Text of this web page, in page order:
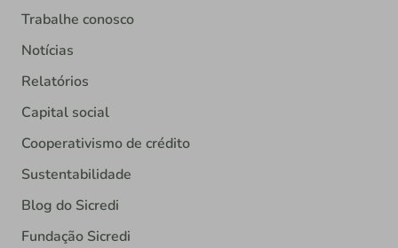
Trabalhe conosco
Notícias
Relatórios
Capital social
Cooperativismo de crédito
Sustentabilidade
Blog do Sicredi
Fundação Sicredi